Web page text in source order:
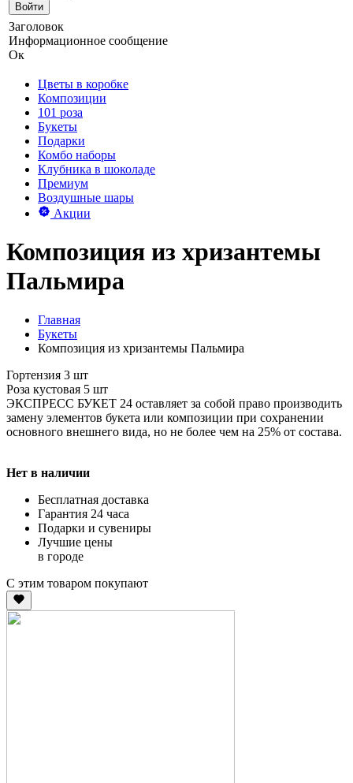
Войти
Заголовок
Информационное сообщение
Ок
Цветы в коробке
Композиции
101 роза
Букеты
Подарки
Комбо наборы
Клубника в шоколаде
Премиум
Воздушные шары
Акции
Композиция из хризантемы
Пальмира
Главная
Букеты
Композиция из хризантемы Пальмира
Гортензия 3 шт
Роза кустовая 5 шт
ЭКСПРЕСС БУКЕТ 24 оставляет за собой право производить
замену элементов букета или композиции при сохранении
основного внешнего вида, но не более чем на 25% от состава.
Нет в наличии
Бесплатная доставка
Гарантия 24 часа
Подарки и сувениры
Лучшие цены
в городе
С этим товаром покупают